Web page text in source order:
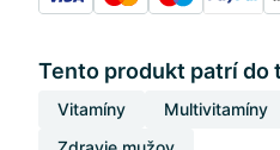
Tento produkt patrí do
Vitamíny Multivitamíny